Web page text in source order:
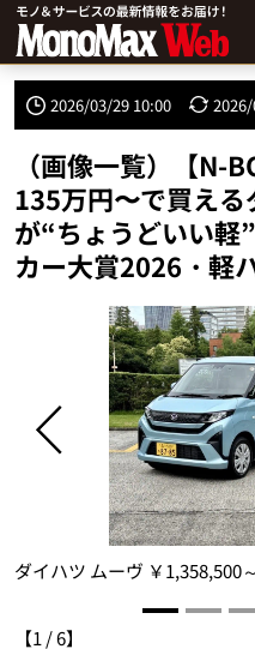
2026/03/29 10:00
（画像一覧）【N-
135万円〜で買える
が“ちょうどいい軽
カー大賞2026・軽
ダイハツ ムーヴ ￥1,358,500
【1 /6】